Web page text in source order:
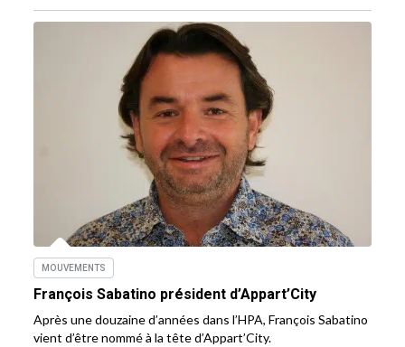
MOUVEMENTS
François Sabatino président d’Appart’City
Après une douzaine d’années dans l’HPA, François Sabatino
vient d’être nommé à la tête d’Appart’City.